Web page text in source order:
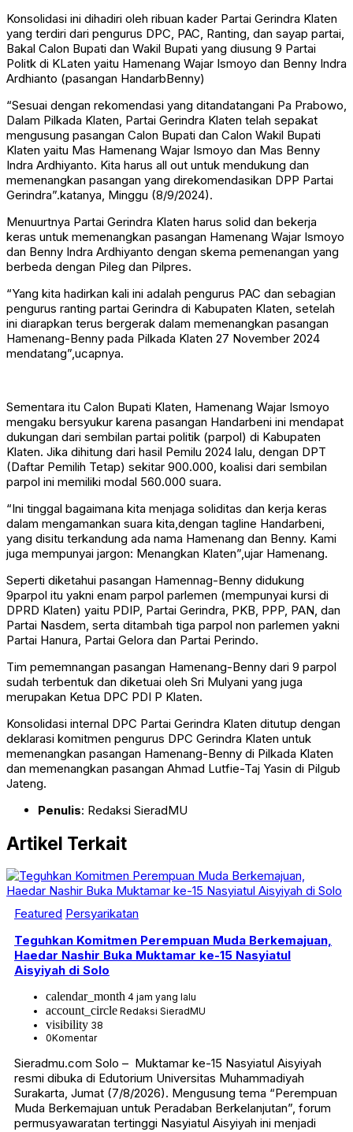
Konsolidasi ini dihadiri oleh ribuan kader Partai Gerindra Klaten
yang terdiri dari pengurus DPC, PAC, Ranting, dan sayap partai,
Bakal Calon Bupati dan Wakil Bupati yang diusung 9 Partai
Politk di KLaten yaitu Hamenang Wajar Ismoyo dan Benny Indra
Ardhianto (pasangan HandarbBenny)
“Sesuai dengan rekomendasi yang ditandatangani Pa Prabowo,
Dalam Pilkada Klaten, Partai Gerindra Klaten telah sepakat
mengusung pasangan Calon Bupati dan Calon Wakil Bupati
Klaten yaitu Mas Hamenang Wajar Ismoyo dan Mas Benny
Indra Ardhiyanto. Kita harus all out untuk mendukung dan
memenangkan pasangan yang direkomendasikan DPP Partai
Gerindra”.katanya, Minggu (8/9/2024).
Menuurtnya Partai Gerindra Klaten harus solid dan bekerja
keras untuk memenangkan pasangan Hamenang Wajar Ismoyo
dan Benny Indra Ardhiyanto dengan skema pemenangan yang
berbeda dengan Pileg dan Pilpres.
“Yang kita hadirkan kali ini adalah pengurus PAC dan sebagian
pengurus ranting partai Gerindra di Kabupaten Klaten, setelah
ini diarapkan terus bergerak dalam memenangkan pasangan
Hamenang-Benny pada Pilkada Klaten 27 November 2024
mendatang”,ucapnya.
Sementara itu Calon Bupati Klaten, Hamenang Wajar Ismoyo
mengaku bersyukur karena pasangan Handarbeni ini mendapat
dukungan dari sembilan partai politik (parpol) di Kabupaten
Klaten. Jika dihitung dari hasil Pemilu 2024 lalu, dengan DPT
(Daftar Pemilih Tetap) sekitar 900.000, koalisi dari sembilan
parpol ini memiliki modal 560.000 suara.
“Ini tinggal bagaimana kita menjaga soliditas dan kerja keras
dalam mengamankan suara kita,dengan tagline Handarbeni,
yang disitu terkandung ada nama Hamenang dan Benny. Kami
juga mempunyai jargon: Menangkan Klaten”,ujar Hamenang.
Seperti diketahui pasangan Hamennag-Benny didukung
9parpol itu yakni enam parpol parlemen (mempunyai kursi di
DPRD Klaten) yaitu PDIP, Partai Gerindra, PKB, PPP, PAN, dan
Partai Nasdem, serta ditambah tiga parpol non parlemen yakni
Partai Hanura, Partai Gelora dan Partai Perindo.
Tim pememnangan pasangan Hamenang-Benny dari 9 parpol
sudah terbentuk dan diketuai oleh Sri Mulyani yang juga
merupakan Ketua DPC PDI P Klaten.
Konsolidasi internal DPC Partai Gerindra Klaten ditutup dengan
deklarasi komitmen pengurus DPC Gerindra Klaten untuk
memenangkan pasangan Hamenang-Benny di Pilkada Klaten
dan memenangkan pasangan Ahmad Lutfie-Taj Yasin di Pilgub
Jateng.
Penulis: Redaksi SieradMU
Artikel Terkait
Featured Persyarikatan
Teguhkan Komitmen Perempuan Muda Berkemajuan,
Haedar Nashir Buka Muktamar ke-15 Nasyiatul
Aisyiyah di Solo
calendar_month 4 jam yang lalu
account_circle Redaksi SieradMU
visibility 38
0Komentar
Sieradmu.com Solo – Muktamar ke-15 Nasyiatul Aisyiyah
resmi dibuka di Edutorium Universitas Muhammadiyah
Surakarta, Jumat (7/8/2026). Mengusung tema “Perempuan
Muda Berkemajuan untuk Peradaban Berkelanjutan”, forum
permusyawaratan tertinggi Nasyiatul Aisyiyah ini menjadi